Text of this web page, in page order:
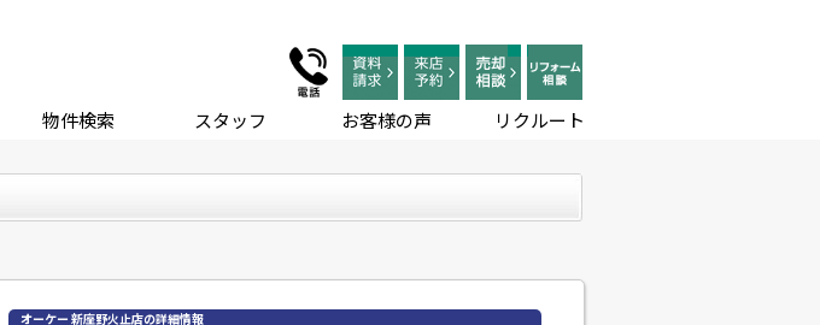
物件検索 スタッフ お客様の声 リクルート
オーケー 新座野火止店の詳細情報